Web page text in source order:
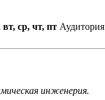
вт, ср, чт, пт Аудитория
инженерия.